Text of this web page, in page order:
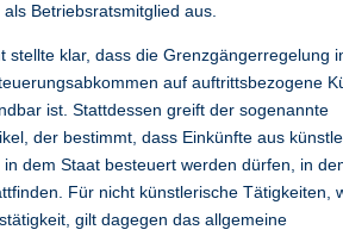
Betriebsratsmitglied aus.
stellte klar, dass die Grenzgängerregelung
auf auftrittsbezogene
ist. Stattdessen greift der sogenannte
der bestimmt, dass Einkünfte aus
in dem Staat besteuert werden dürfen, in
Für nicht künstlerische Tätigkeiten,
gilt dagegen das allgemeine